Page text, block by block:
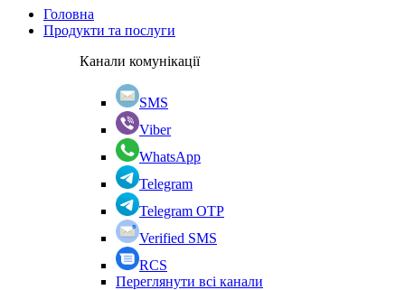
Головна
Продукти та послуги
Канали комунікації
SMS
Viber
WhatsApp
Telegram
Telegram OTP
Verified SMS
RCS
Переглянути всі канали